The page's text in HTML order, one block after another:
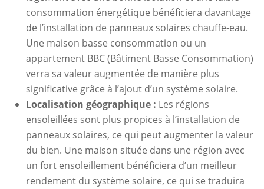
consommation énergétique bénéficiera davantage
de l’installation de panneaux solaires chauffe-eau.
Une maison basse consommation ou un
appartement BBC (Bâtiment Basse Consommation)
verra sa valeur augmentée de manière plus
significative grâce à l’ajout d’un système solaire.
Localisation géographique : Les régions
ensoleillées sont plus propices à l’installation de
panneaux solaires, ce qui peut augmenter la valeur
du bien. Une maison située dans une région avec
un fort ensoleillement bénéficiera d’un meilleur
rendement du système solaire, ce qui se traduira